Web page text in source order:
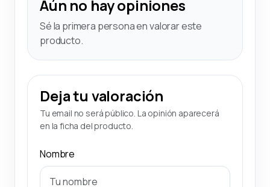
Aún no hay opiniones
Sé la primera persona en valorar este
producto.
Deja tu valoración
Tu email no será público. La opinión aparecerá
en la ficha del producto.
Nombre